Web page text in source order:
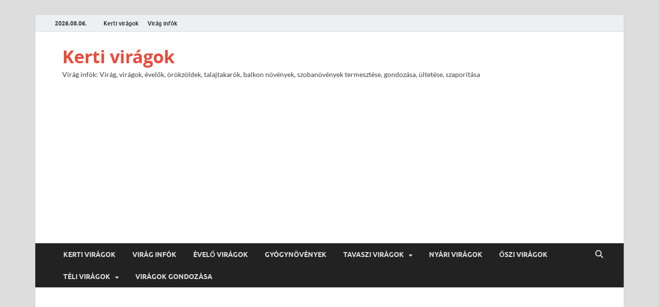
2026.08.06. Kerti virágok Virág infók
Kerti virágok
Virág infók: Virág, virágok, évelők, örökzöldek, talajtakarók, balkon növények, szobanövények termesztése, gondozása, ültetése, szaporítása
KERTI VIRÁGOK VIRÁG INFÓK ÉVELŐ VIRÁGOK GYÓGYNÖVÉNYEK TAVASZI VIRÁGOK NYÁRI VIRÁGOK ŐSZI VIRÁGOK
TÉLI VIRÁGOK VIRÁGOK GONDOZÁSA